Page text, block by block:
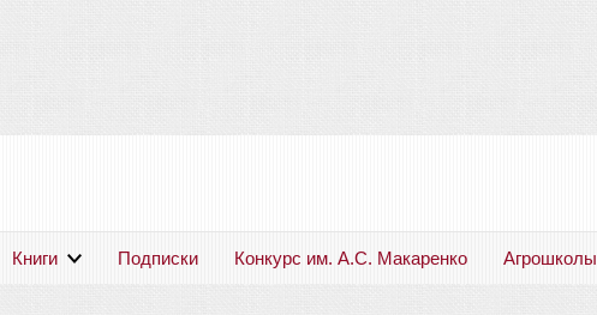
Книги Подписки Конкурс им. А.С. Макаренко Агрошколы